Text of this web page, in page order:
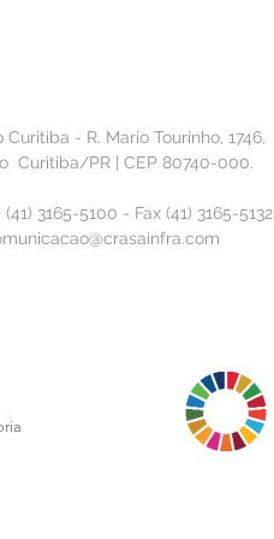
Curitiba - R. Mario Tourinho, 1746,
Curitiba/PR | CEP 80740-000.
3165-5100 - Fax (41) 3165-5132